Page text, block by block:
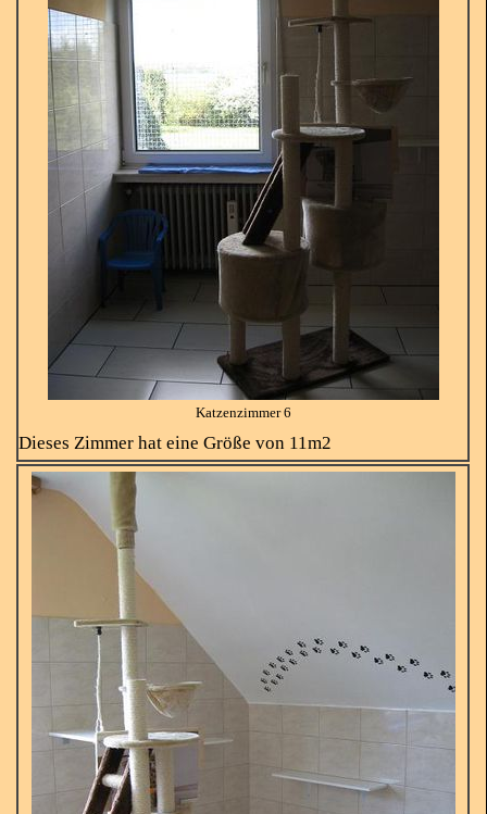
Katzenzimmer 6
Dieses Zimmer hat eine Größe von 11m2